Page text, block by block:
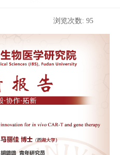
01 浏览次数: 95